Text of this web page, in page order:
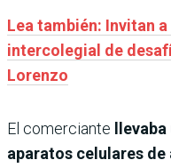
Lea también: Invitan
intercolegial de
Lorenzo
El comerciante
aparatos celulares